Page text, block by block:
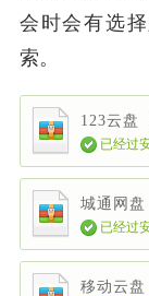
会时会有选
索。
123云盘
已经过
城通网盘
已经过
移动云盘